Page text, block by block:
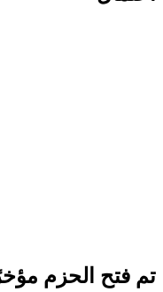
تم فتح الحزم